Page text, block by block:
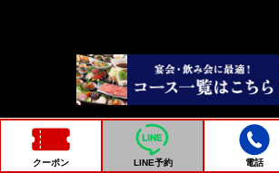
クーポン LINE予約 電話